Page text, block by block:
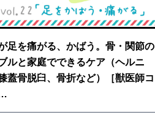
足を痛がる、かばう。骨・関節の
ルと家庭でできるケア（ヘルニ
蓋骨脱臼、骨折など）［獣医師コ